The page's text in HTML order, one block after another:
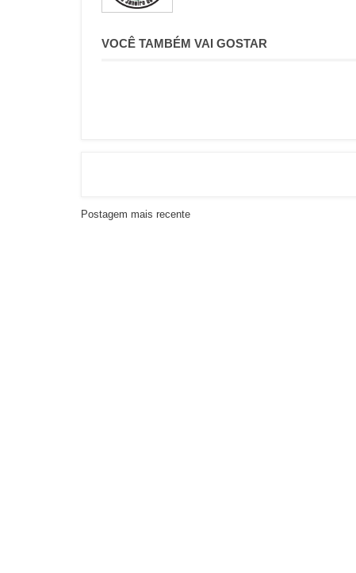
VOCÊ TAMBÉM VAI GOSTAR
Postagem mais recente